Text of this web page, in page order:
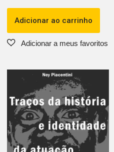
Adicionar ao carrinho